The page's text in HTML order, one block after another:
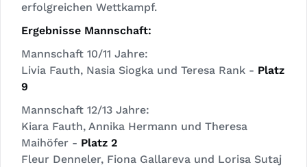
erfolgreichen Wettkampf.
Ergebnisse Mannschaft:
Mannschaft 10/11 Jahre:
Livia Fauth, Nasia Siogka und Teresa Rank - Platz
9
Mannschaft 12/13 Jahre:
Kiara Fauth, Annika Hermann und Theresa
Maihöfer - Platz 2
Fleur Denneler, Fiona Gallareva und Lorisa Sutaj